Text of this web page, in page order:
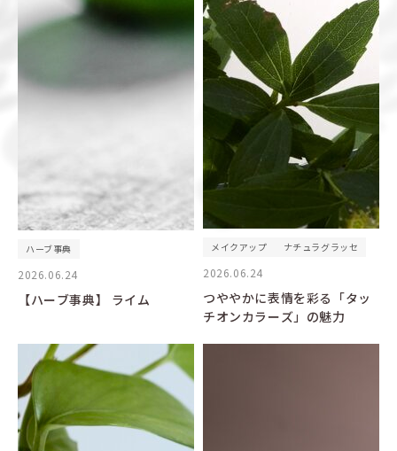
ハーブ事典
2026.06.24
【ハーブ事典】 ライム
メイクアップ ナチュラグラッセ
2026.06.24
つややかに表情を彩る「タッ
チオンカラーズ」の魅力